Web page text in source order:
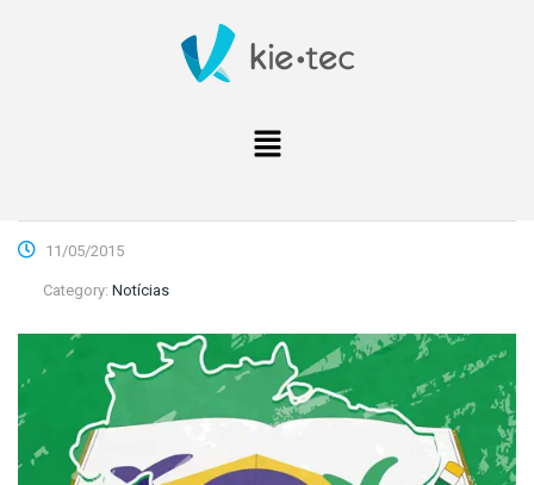
11/05/2015
Category: Notícias